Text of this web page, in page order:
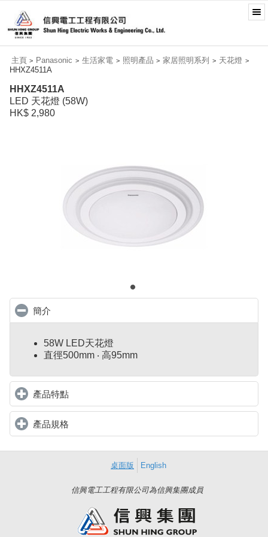
主頁 > Panasonic > 生活家電 > 照明產品 > 家居照明系列 > 天花燈 >
HHXZ4511A
HHXZ4511A
LED 天花燈 (58W)
HK$ 2,980
簡介
58W LED天花燈
直徑500mm ‧ 高95mm
產品特點click to expand contents
產品規格
桌面版 English
信興電工工程有限公司為信興集團成員